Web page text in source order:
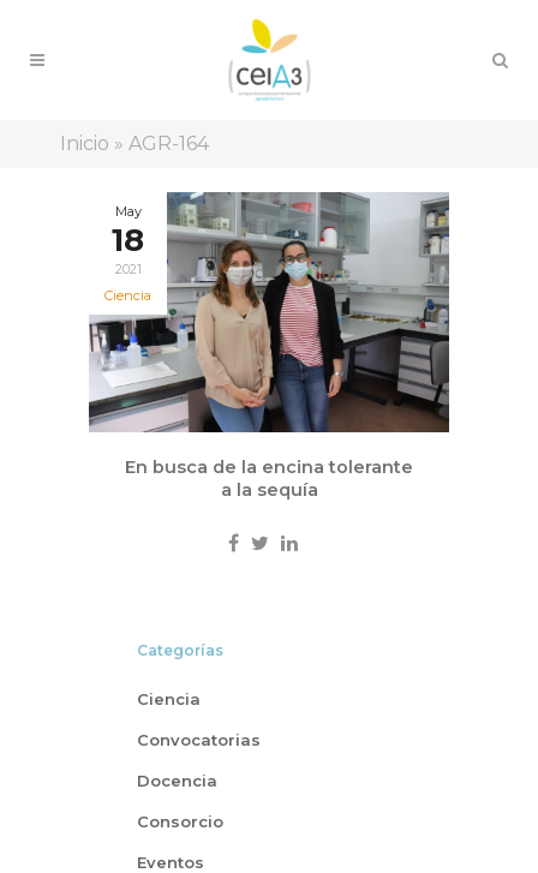
Inicio » AGR-164
May
18
2021
Ciencia
En busca de la encina tolerante
a la sequía
Categorías
Ciencia
Convocatorias
Docencia
Consorcio
Eventos